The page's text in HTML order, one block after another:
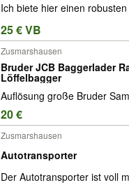
Ich biete hier einen robusten
25 € VB
Zusmarshausen
Bruder JCB Baggerlader
Löffelbagger
Auflösung große Bruder
20 €
Zusmarshausen
Autotransporter
Der Autotransporter ist voll m